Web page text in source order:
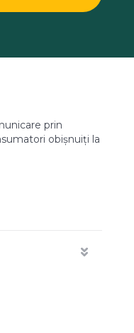
prin
obișnuiți la